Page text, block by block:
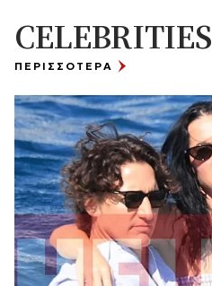
CELEBRITIES
ΠΕΡΙΣΣΟΤΕΡΑ